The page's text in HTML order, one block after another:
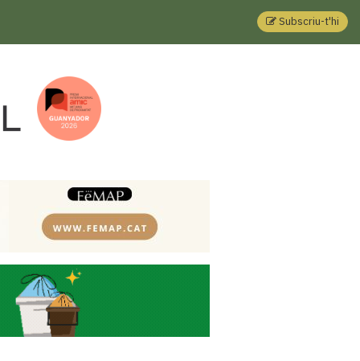
Subscriu-t'hi